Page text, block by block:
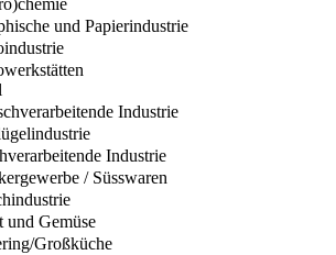
und Papierindustrie
Industrie
Industrie
/ Süsswaren
und Gemüse
Großküche